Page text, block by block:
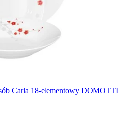
Carla 18-elementowy DOMOTTI